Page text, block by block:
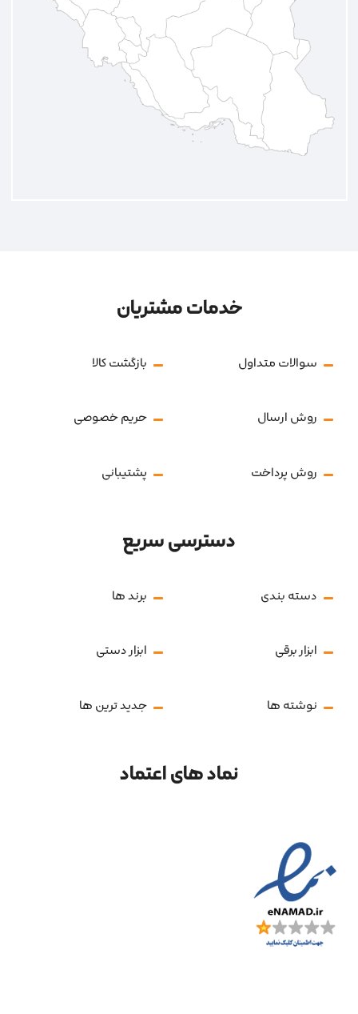
خدمات مشتریان
سوالات متداول بازگشت کالا
روش ارسال حریم خصوصی
روش پرداخت پشتیبانی
دسترسی سریع
دسته بندی برند ها
ابزار برقی ابزار دستی
نوشته ها جدید ترین ها
نماد های اعتماد